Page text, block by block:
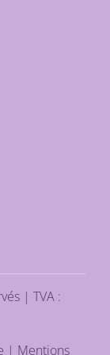
| TVA :
| Mentions